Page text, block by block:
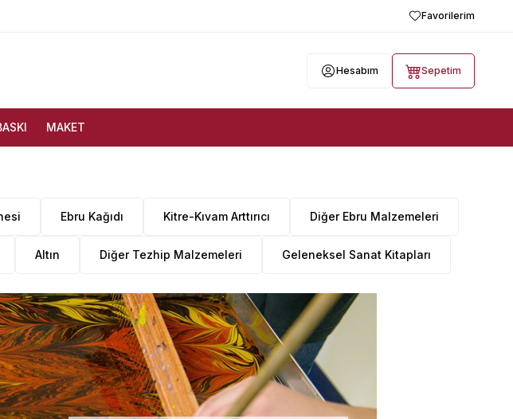
Favorilerim
Hesabım Sepetim
MAKET
Ebru Kağıdı Kitre-Kıvam Arttırıcı Diğer Ebru Malzemeleri
Altın Diğer Tezhip Malzemeleri Geleneksel Sanat Kitapları